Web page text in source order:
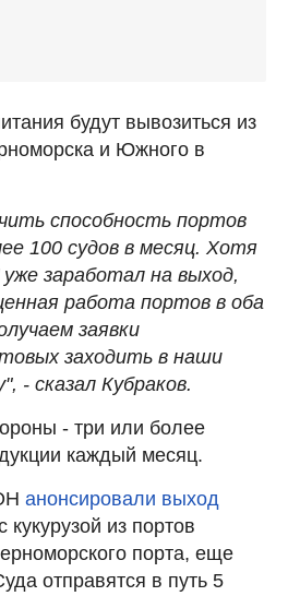
будут вывозиться из
и Южного в
способность портов
100 судов в месяц. Хотя
уже заработал на выход,
работа портов в оба
заявки
заходить в наши
- сказал Кубраков.
- три или более
каждый месяц.
анонсировали выход
кукурузой из портов
порта, еще
отправятся в путь 5